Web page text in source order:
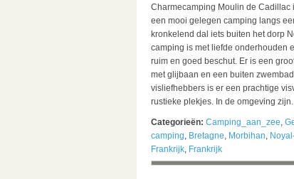
Charmecamping Moulin de Cadillac
een mooi gelegen camping langs
kronkelend dal iets buiten het dorp
camping is met liefde onderhouden
ruim en goed beschut. Er is een
met glijbaan en een buiten
visliefhebbers is er een prachtige
rustieke plekjes. In de omgeving
Categorieën: Camping_aan_zee,
camping, Bretagne, Morbihan,
Frankrijk, Frankrijk